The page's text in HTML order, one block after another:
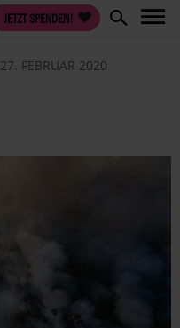
JETZT SPENDEN!
27. FEBRUAR 2020